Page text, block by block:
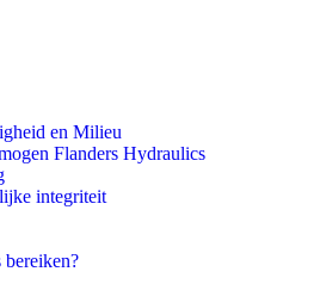
en Milieu
Flanders Hydraulics
integriteit
bereiken?